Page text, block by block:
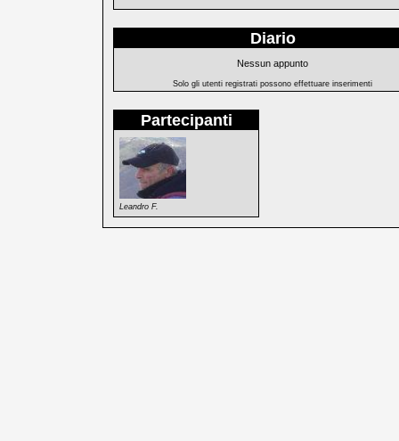
Diario
Nessun appunto
Solo gli utenti registrati possono effettuare inserimenti
Partecipanti
Leandro F.